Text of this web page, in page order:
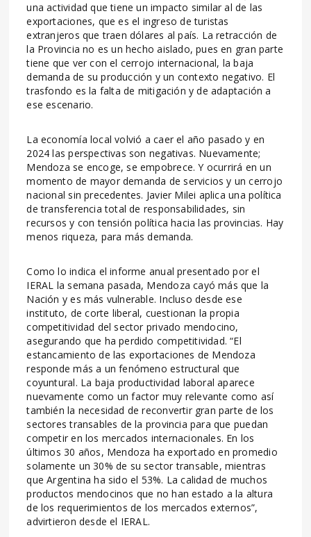
una actividad que tiene un impacto similar al de las
exportaciones, que es el ingreso de turistas
extranjeros que traen dólares al país. La retracción de
la Provincia no es un hecho aislado, pues en gran parte
tiene que ver con el cerrojo internacional, la baja
demanda de su producción y un contexto negativo. El
trasfondo es la falta de mitigación y de adaptación a
ese escenario.
La economía local volvió a caer el año pasado y en
2024 las perspectivas son negativas. Nuevamente;
Mendoza se encoge, se empobrece. Y ocurrirá en un
momento de mayor demanda de servicios y un cerrojo
nacional sin precedentes. Javier Milei aplica una política
de transferencia total de responsabilidades, sin
recursos y con tensión política hacia las provincias. Hay
menos riqueza, para más demanda.
Como lo indica el informe anual presentado por el
IERAL la semana pasada, Mendoza cayó más que la
Nación y es más vulnerable. Incluso desde ese
instituto, de corte liberal, cuestionan la propia
competitividad del sector privado mendocino,
asegurando que ha perdido competitividad. “El
estancamiento de las exportaciones de Mendoza
responde más a un fenómeno estructural que
coyuntural. La baja productividad laboral aparece
nuevamente como un factor muy relevante como así
también la necesidad de reconvertir gran parte de los
sectores transables de la provincia para que puedan
competir en los mercados internacionales. En los
últimos 30 años, Mendoza ha exportado en promedio
solamente un 30% de su sector transable, mientras
que Argentina ha sido el 53%. La calidad de muchos
productos mendocinos que no han estado a la altura
de los requerimientos de los mercados externos”,
advirtieron desde el IERAL.